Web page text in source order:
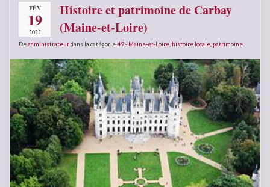
FÉV
19
2022
Histoire et patrimoine de Carbay
(Maine-et-Loire)
Deadministrateurdans la catégorie49 - Maine-et-Loire histoire locale patrimoine